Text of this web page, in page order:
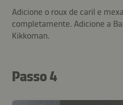
Adicione o roux de caril e
completamente. Adicione a
Kikkoman.
Passo 4